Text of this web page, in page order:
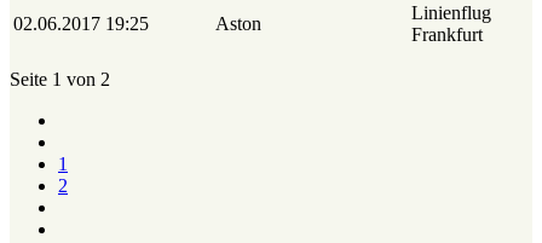
02.06.2017 19:25 Aston
Linienflug
Frankfurt
Seite 1 von 2
1
2